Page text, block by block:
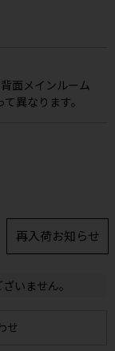
面メインルーム
異なります。
再入荷お知らせ
いません。
せ